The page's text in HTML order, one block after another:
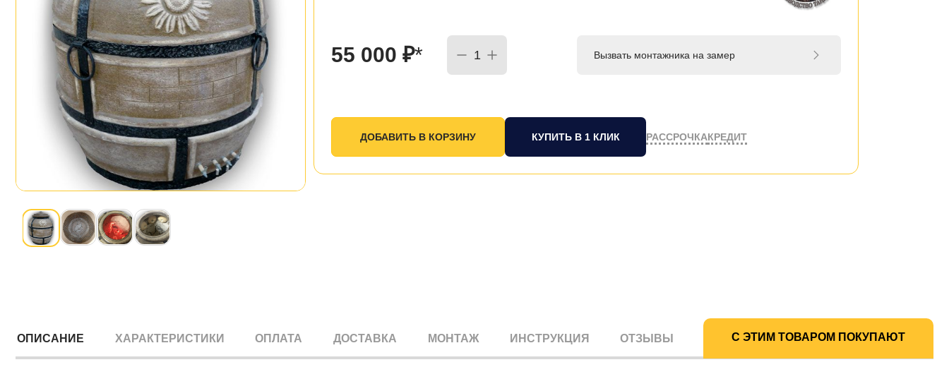
55 000 ₽* Вызвать монтажника на замер
КУПИТЬ В 1 КЛИК РАССРОЧКАКРЕДИТ
ОПИСАНИЕ ХАРАКТЕРИСТИКИ ОПЛАТА ДОСТАВКА МОНТАЖ ИНСТРУКЦИЯ ОТЗЫВЫ С ЭТИМ ТОВАРОМ ПОКУПАЮТ